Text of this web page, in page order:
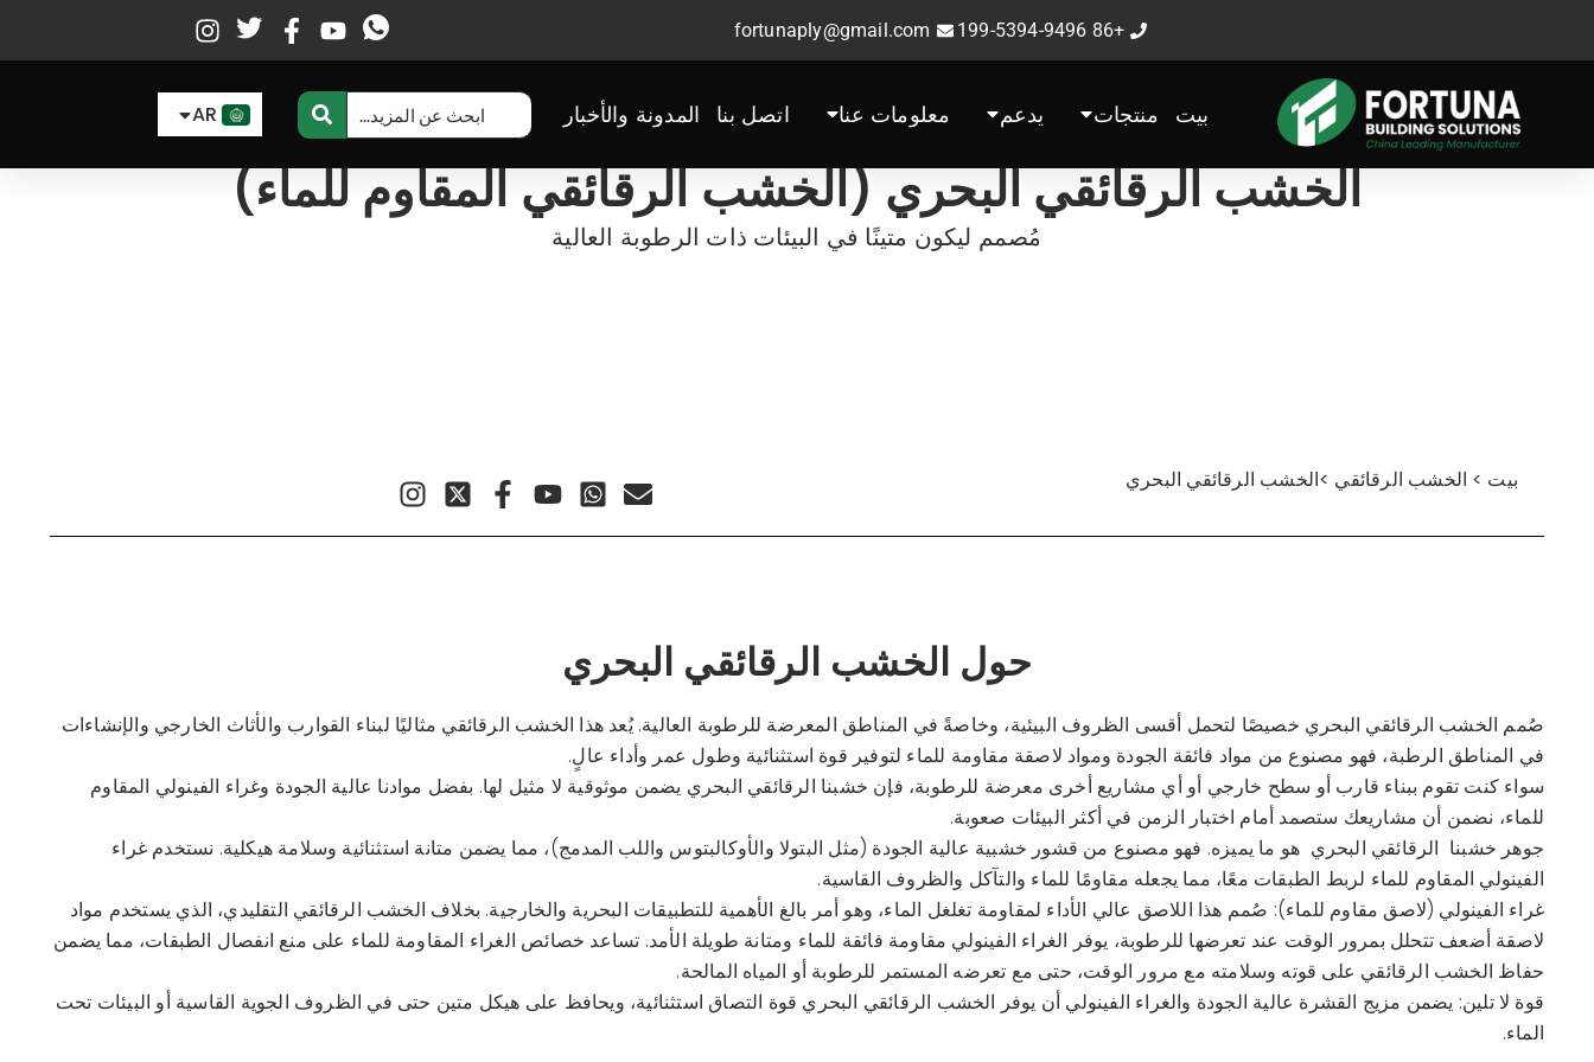
+86 199-5394-9496
fortunaply@gmail.com
بيت منتجات يدعم معلومات عنا اتصل بنا المدونة والأخبار AR
FR
الخشب الرقائقي البحري (الخشب الرقائقي المقاوم للماء)
مُصمم ليكون متينًا في البيئات ذات الرطوبة العالية
بيت > الخشب الرقائقي >الخشب الرقائقي البحري
حول الخشب الرقائقي البحري
صُمم الخشب الرقائقي البحري خصيصًا لتحمل أقسى الظروف البيئية، وخاصةً في المناطق المعرضة للرطوبة العالية. يُعد هذا الخشب الرقائقي مثاليًا لبناء القوارب والأثاث الخارجي والإنشاءات
في المناطق الرطبة، فهو مصنوع من مواد فائقة الجودة ومواد لاصقة مقاومة للماء لتوفير قوة استثنائية وطول عمر وأداء عالٍ.
سواء كنت تقوم ببناء قارب أو سطح خارجي أو أي مشاريع أخرى معرضة للرطوبة، فإن خشبنا الرقائقي البحري يضمن موثوقية لا مثيل لها. بفضل موادنا عالية الجودة وغراء الفينولي المقاوم
للماء، نضمن أن مشاريعك ستصمد أمام اختبار الزمن في أكثر البيئات صعوبة.
جوهر خشبنا الرقائقي البحري هو ما يميزه. فهو مصنوع من قشور خشبية عالية الجودة (مثل البتولا والأوكالبتوس واللب المدمج)، مما يضمن متانة استثنائية وسلامة هيكلية. نستخدم غراء
الفينولي المقاوم للماء لربط الطبقات معًا، مما يجعله مقاومًا للماء والتآكل والظروف القاسية.
غراء الفينولي (لاصق مقاوم للماء): صُمم هذا اللاصق عالي الأداء لمقاومة تغلغل الماء، وهو أمر بالغ الأهمية للتطبيقات البحرية والخارجية. بخلاف الخشب الرقائقي التقليدي، الذي يستخدم مواد
لاصقة أضعف تتحلل بمرور الوقت عند تعرضها للرطوبة، يوفر الغراء الفينولي مقاومة فائقة للماء ومتانة طويلة الأمد. تساعد خصائص الغراء المقاومة للماء على منع انفصال الطبقات، مما يضمن
حفاظ الخشب الرقائقي على قوته وسلامته مع مرور الوقت، حتى مع تعرضه المستمر للرطوبة أو المياه المالحة.
قوة لا تلين: يضمن مزيج القشرة عالية الجودة والغراء الفينولي أن يوفر الخشب الرقائقي البحري قوة التصاق استثنائية، ويحافظ على هيكل متين حتى في الظروف الجوية القاسية أو البيئات تحت
الماء.